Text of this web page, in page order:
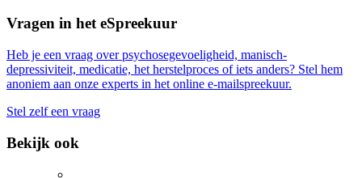
Vragen in het eSpreekuur
Heb je een vraag over psychosegevoeligheid, manisch-
depressiviteit, medicatie, het herstelproces of iets anders? Stel hem
anoniem aan onze experts in het online e-mailspreekuur.
Stel zelf een vraag
Bekijk ook